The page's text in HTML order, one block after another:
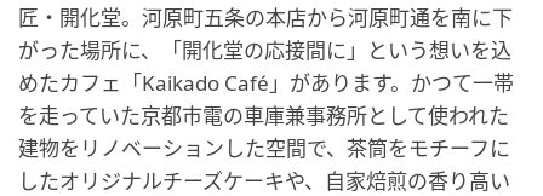
匠・開化堂。河原町五条の本店から河原町通を南に下
がった場所に、「開化堂の応接間に」という想いを込
めたカフェ「Kaikado Café」があります。かつて一帯
を走っていた京都市電の車庫兼事務所として使われた
建物をリノベーションした空間で、茶筒をモチーフに
したオリジナルチーズケーキや、自家焙煎の香り高い